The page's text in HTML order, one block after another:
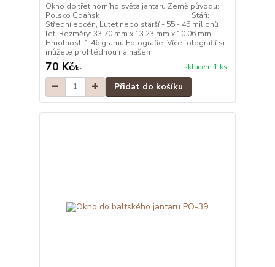
Okno do třetihorního světa jantaru Země původu:
Polsko Gdaňsk Stáří:
Střední eocén, Lutet nebo starší - 55 - 45 milionů
let. Rozměry: 33.70 mm x 13.23 mm x 10.06 mm
Hmotnost: 1.46 gramu Fotografie: Více fotografií si
můžete prohlédnou na našem
70 Kč/ks skladem 1 ks
Přidat do košíku